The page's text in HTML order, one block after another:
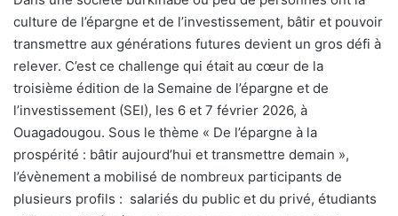
culture de l’épargne et de l’investissement, bâtir et pouvoir
transmettre aux générations futures devient un gros défi à
relever. C’est ce challenge qui était au cœur de la
troisième édition de la Semaine de l’épargne et de
l’investissement (SEI), les 6 et 7 février 2026, à
Ouagadougou. Sous le thème « De l’épargne à la
prospérité : bâtir aujourd’hui et transmettre demain »,
l’évènement a mobilisé de nombreux participants de
plusieurs profils : salariés du public et du privé, étudiants